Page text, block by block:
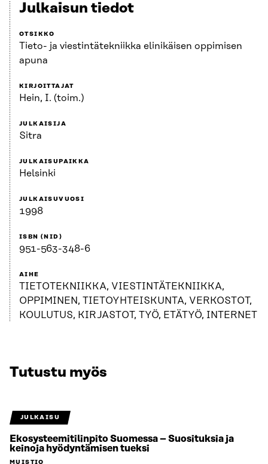
Julkaisun tiedot
OTSIKKO
Tieto- ja viestintätekniikka elinikäisen oppimisen
apuna
KIRJOITTAJAT
Hein, I. (toim.)
JULKAISIJA
Sitra
JULKAISUPAIKKA
Helsinki
JULKAISUVUOSI
1998
ISBN (NID)
951-563-348-6
AIHE
TIETOTEKNIIKKA, VIESTINTÄTEKNIIKKA,
OPPIMINEN, TIETOYHTEISKUNTA, VERKOSTOT,
KOULUTUS, KIRJASTOT, TYÖ, ETÄTYÖ, INTERNET
Tutustu myös
JULKAISU
Ekosysteemitilinpito Suomessa – Suosituksia ja
keinoja hyödyntämisen tueksi
MUISTIO